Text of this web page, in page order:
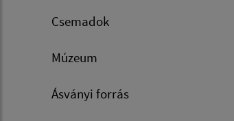
Csemadok
Múzeum
Ásványi forrás